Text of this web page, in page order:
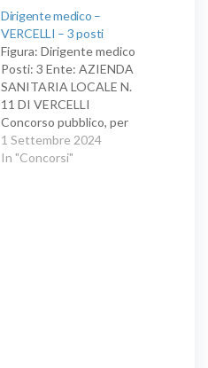
Dirigente medico –
VERCELLI – 3 posti
Figura: Dirigente medico
Posti: 3 Ente: AZIENDA
SANITARIA LOCALE N.
11 DI VERCELLI
Concorso pubblico, per
titoli ed esami, per la
copertura di tre posti di
1 Settembre 2024
In "Concorsi"